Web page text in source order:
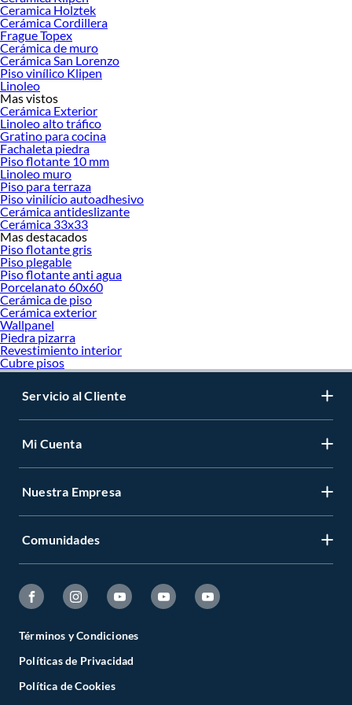
Ceramica Holztek
Cerámica Cordillera
Frague Topex
Cerámica de muro
Cerámica San Lorenzo
Piso vinílico Klipen
Linoleo
Mas vistos
Cerámica Exterior
Linoleo alto tráfico
Gratino para cocina
Fachaleta piedra
Piso flotante 10 mm
Linoleo muro
Piso para terraza
Piso vinilício autoadhesivo
Cerámica antideslizante
Cerámica 33x33
Mas destacados
Piso flotante gris
Piso plegable
Piso flotante anti agua
Porcelanato 60x60
Cerámica de piso
Cerámica exterior
Wallpanel
Piedra pizarra
Revestimiento interior
Cubre pisos
Servicio al Cliente
Mi Cuenta
Nuestra Empresa
Comunidades
Términos y Condiciones
Políticas de Privacidad
Política de Cookies